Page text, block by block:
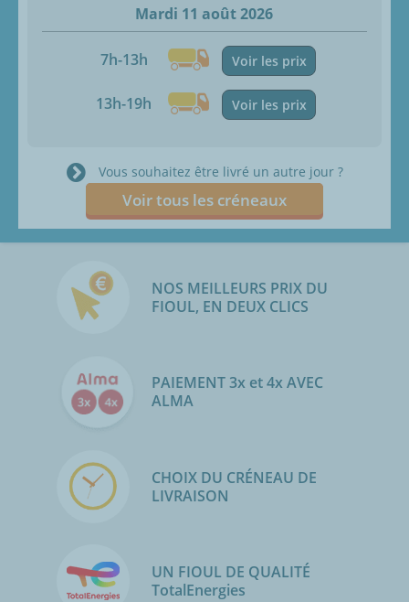
Mardi 11 août 2026
7h-13h Voir les prix
13h-19h Voir les prix
Vous souhaitez être livré un autre jour ?
Voir tous les créneaux
NOS MEILLEURS PRIX DU
FIOUL, EN DEUX CLICS
PAIEMENT 3x et 4x AVEC
ALMA
CHOIX DU CRÉNEAU DE
LIVRAISON
UN FIOUL DE QUALITÉ
TotalEnergies